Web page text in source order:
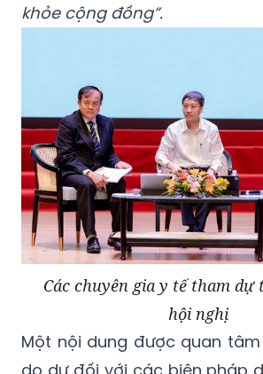
khỏe cộng đồng”.
Các chuyên gia y tế tham dự
hội nghị
Một nội dung được quan